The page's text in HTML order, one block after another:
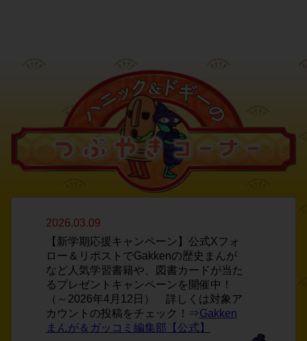
2026.03.09
【新学期応援キャンペーン】公式Xフォ
ロー＆リポストでGakkenの歴史まんが
など人気学習書籍や、図書カードが当た
るプレゼントキャンペーンを開催中！
（～2026年4月12日） 詳しくは対象ア
カウントの投稿をチェック！⇒Gakken
まんが＆ガッコミ編集部【公式】